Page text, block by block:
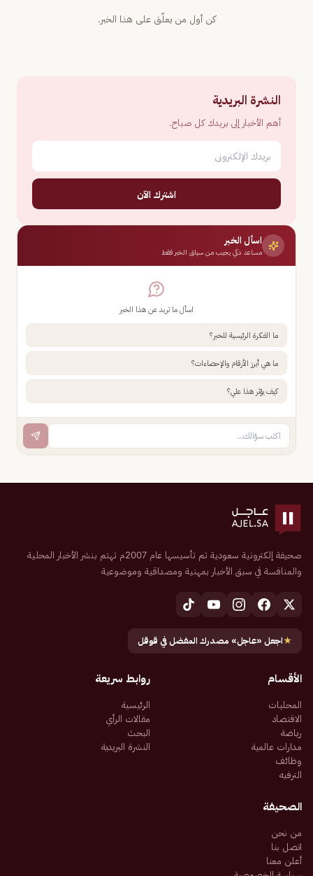
كن أول من يعلّق على هذا الخبر.
النشرة البريدية
أهم الأخبار إلى بريدك كل صباح.
اشترك الآن
اسأل الخبر
مساعد ذكي يجيب من سياق الخبر فقط
اسأل ما تريد عن هذا الخبر
ما الفكرة الرئيسية للخبر؟
ما هي أبرز الأرقام والإحصاءات؟
كيف يؤثر هذا علي؟
صحيفة إلكترونية سعودية تم تأسيسها عام 2007م تهتم بنشر الأخبار المحلية
والمنافسة في سبق الأخبار بمهنية ومصداقية وموضوعية
★اجعل «عاجل» مصدرك المفضل في قوقل
الأقسام
المحليات
الاقتصاد
رياضة
مدارات عالمية
وظائف
الترفيه
روابط سريعة
الرئيسية
مقالات الرأي
البحث
النشرة البريدية
الصحيفة
من نحن
اتصل بنا
أعلن معنا